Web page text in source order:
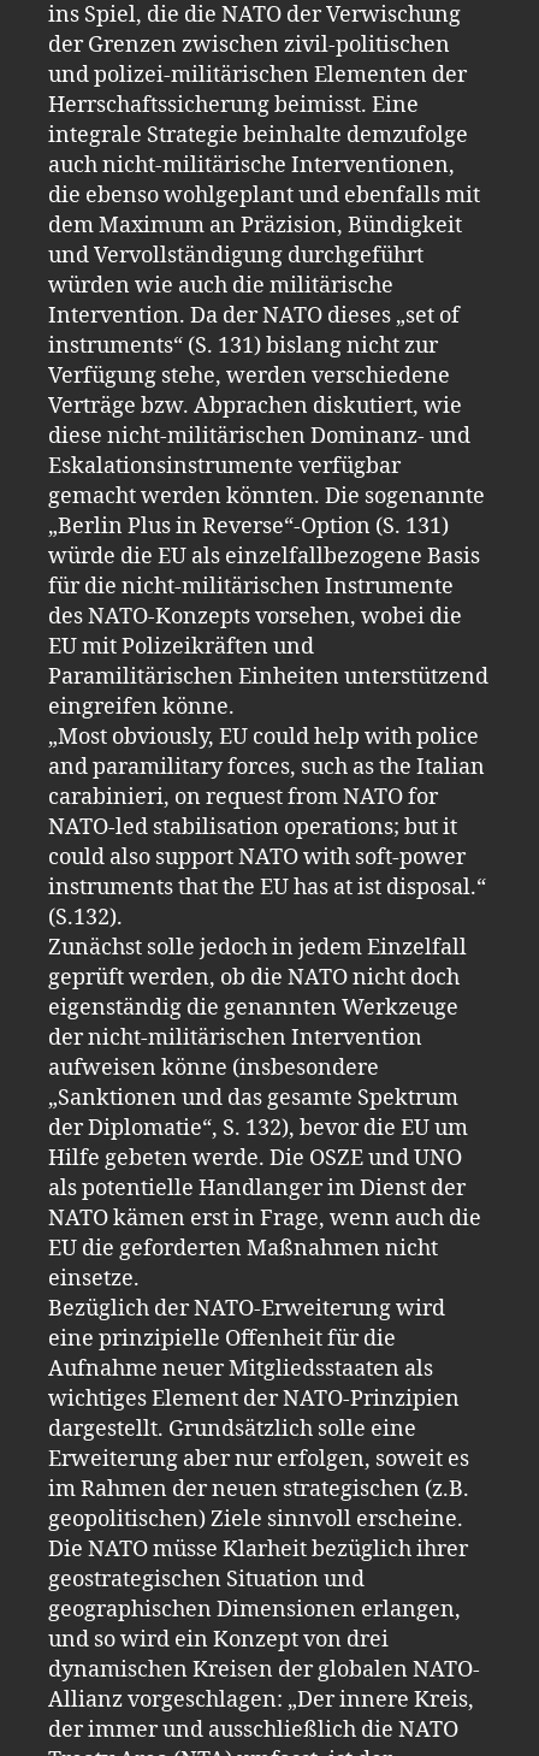
ins Spiel, die die NATO der Verwischung
der Grenzen zwischen zivil-politischen
und polizei-militärischen Elementen der
Herrschaftssicherung beimisst. Eine
integrale Strategie beinhalte demzufolge
auch nicht-militärische Interventionen,
die ebenso wohlgeplant und ebenfalls mit
dem Maximum an Präzision, Bündigkeit
und Vervollständigung durchgeführt
würden wie auch die militärische
Intervention. Da der NATO dieses „set of
instruments“ (S. 131) bislang nicht zur
Verfügung stehe, werden verschiedene
Verträge bzw. Abprachen diskutiert, wie
diese nicht-militärischen Dominanz- und
Eskalationsinstrumente verfügbar
gemacht werden könnten. Die sogenannte
„Berlin Plus in Reverse“-Option (S. 131)
würde die EU als einzelfallbezogene Basis
für die nicht-militärischen Instrumente
des NATO-Konzepts vorsehen, wobei die
EU mit Polizeikräften und
Paramilitärischen Einheiten unterstützend
eingreifen könne.
„Most obviously, EU could help with police
and paramilitary forces, such as the Italian
carabinieri, on request from NATO for
NATO-led stabilisation operations; but it
could also support NATO with soft-power
instruments that the EU has at ist disposal.“
(S.132).
Zunächst solle jedoch in jedem Einzelfall
geprüft werden, ob die NATO nicht doch
eigenständig die genannten Werkzeuge
der nicht-militärischen Intervention
aufweisen könne (insbesondere
„Sanktionen und das gesamte Spektrum
der Diplomatie“, S. 132), bevor die EU um
Hilfe gebeten werde. Die OSZE und UNO
als potentielle Handlanger im Dienst der
NATO kämen erst in Frage, wenn auch die
EU die geforderten Maßnahmen nicht
einsetze.
Bezüglich der NATO-Erweiterung wird
eine prinzipielle Offenheit für die
Aufnahme neuer Mitgliedsstaaten als
wichtiges Element der NATO-Prinzipien
dargestellt. Grundsätzlich solle eine
Erweiterung aber nur erfolgen, soweit es
im Rahmen der neuen strategischen (z.B.
geopolitischen) Ziele sinnvoll erscheine.
Die NATO müsse Klarheit bezüglich ihrer
geostrategischen Situation und
geographischen Dimensionen erlangen,
und so wird ein Konzept von drei
dynamischen Kreisen der globalen NATO-
Allianz vorgeschlagen: „Der innere Kreis,
der immer und ausschließlich die NATO